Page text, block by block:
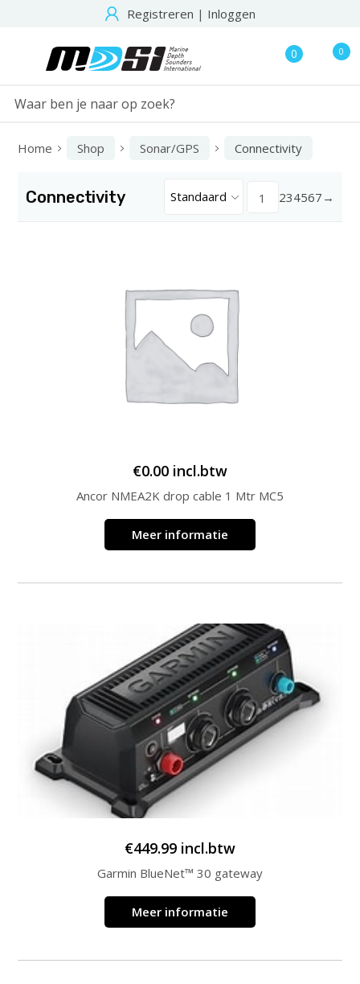
Registreren | Inloggen
0 0
Home Shop Sonar/GPS Connectivity
Connectivity Standaard 1 234567 →
€0.00 incl.btw
Ancor NMEA2K drop cable 1 Mtr MC5
Meer informatie
€449.99 incl.btw
Garmin BlueNet™ 30 gateway
Meer informatie